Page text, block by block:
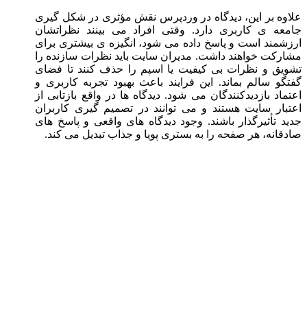
علاوه بر این، دیدگاه در وردپرس نقش مؤثری در شکل گیری
جامعه ی کاربری دارد. وقتی افراد می بینند نظراتشان
ارزشمند است و پاسخ داده می شود، انگیزه ی بیشتری برای
مشارکت خواهند داشت. مدیران سایت باید نظرات سازنده را
تشویق و نظرات بی کیفیت یا اسپم را حذف کنند تا فضای
گفتگو سالم بماند. این فرایند باعث بهبود تجربه کاربری و
اعتماد بازدیدکنندگان می شود. دیدگاه ها در واقع بازتابی از
اعتبار سایت هستند و می توانند در تصمیم گیری کاربران
جدید تأثیرگذار باشند. وجود دیدگاه های واقعی و پاسخ های
صادقانه، هر صفحه را به بستری پویا و جذاب تبدیل می کند.